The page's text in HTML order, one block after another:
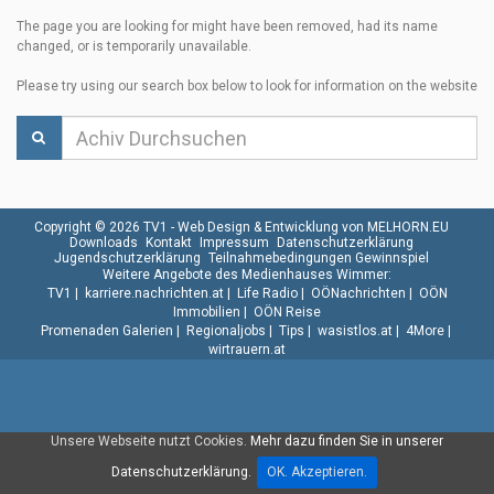
The page you are looking for might have been removed, had its name
changed, or is temporarily unavailable.
Please try using our search box below to look for information on the website
Unsere Webseite nutzt Cookies. Mehr dazu finden Sie in unserer
Datenschutzerklärung.
OK. Akzeptieren.
Copyright © 2026 TV1 - Web Design & Entwicklung von MELHORN.EU
Downloads
Kontakt Impressum
Datenschutzerklärung
Jugendschutzerklärung Teilnahmebedingungen Gewinnspiel
Weitere Angebote des Medienhauses Wimmer:
TV1
karriere.nachrichten.at| Life Radio| OÖNachrichten
OÖN
Immobilien
OÖN Reise
Promenaden Galerien
Regionaljobs Tips wasistlos.at| 4More|
wirtrauern.at